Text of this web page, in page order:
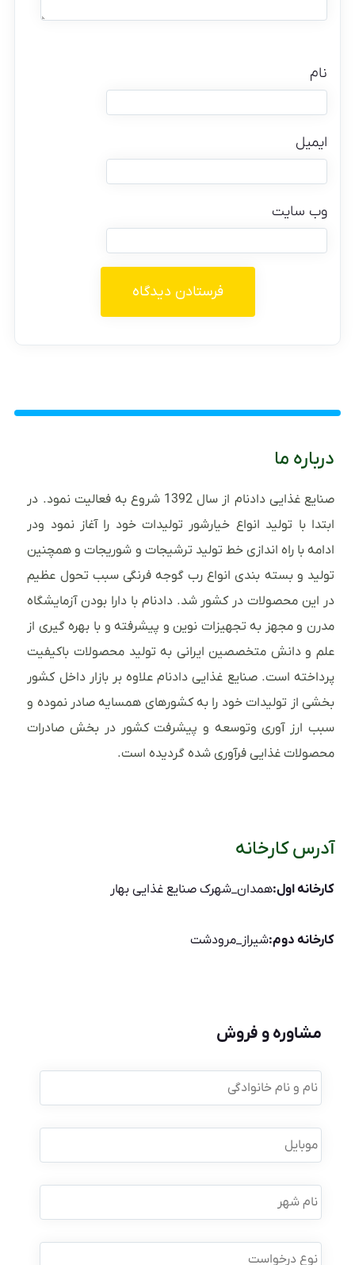
نام
ایمیل
وب‌ سایت
درباره ما
صنایع غذایی دادنام از سال 1392 شروع به فعالیت نمود. در
ابتدا با تولید انواع خیارشور تولیدات خود را آغاز نمود ودر
ادامه با راه اندازی خط تولید ترشیجات و شوریجات و همچنین
تولید و بسته بندی انواع رب گوجه فرنگی سبب تحول عظیم
در این محصولات در کشور شد. دادنام با دارا بودن آزمایشگاه
مدرن و مجهز به تجهیزات نوین و پیشرفته و با بهره گیری از
علم و دانش متخصصین ایرانی به تولید محصولات باکیفیت
پرداخته است. صنایع غذایی دادنام علاوه بر بازار داخل کشور
بخشی از تولیدات خود را به کشورهای همسایه صادر نموده و
سبب ارز آوری وتوسعه و پیشرفت کشور در بخش صادرات
محصولات غذایی فرآوری شده گردیده است.
آدرس کارخانه
کارخانه اول:همدان_شهرک صنایع غذایی بهار
کارخانه دوم:شیراز_مرودشت
مشاوره و فروش
نام
و
نام
موبایل *
نام
شهر
نوع
درخواست *